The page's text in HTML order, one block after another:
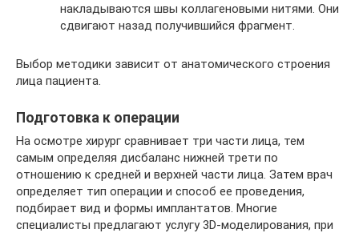
накладываются швы коллагеновыми нитями. Они
сдвигают назад получившийся фрагмент.
Выбор методики зависит от анатомического строения
лица пациента.
Подготовка к операции
На осмотре хирург сравнивает три части лица, тем
самым определяя дисбаланс нижней трети по
отношению к средней и верхней части лица. Затем врач
определяет тип операции и способ ее проведения,
подбирает вид и формы имплантатов. Многие
специалисты предлагают услугу 3D-моделирования, при